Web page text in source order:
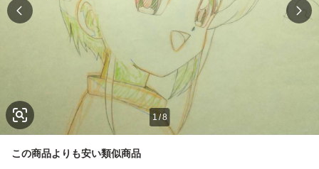
1/8
この商品よりも安い類似商品